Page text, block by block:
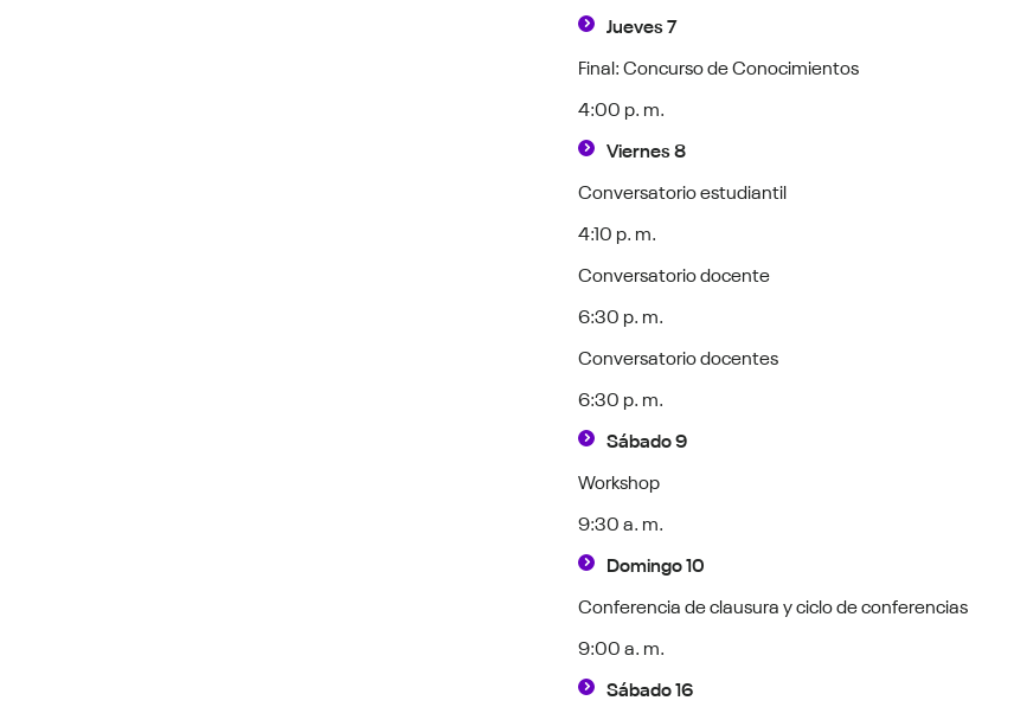
Jueves 7
Final: Concurso de Conocimientos
4:00 p. m.
Viernes 8
Conversatorio estudiantil
4:10 p. m.
Conversatorio docente
6:30 p. m.
Conversatorio docentes
6:30 p. m.
Sábado 9
Workshop
9:30 a. m.
Domingo 10
Conferencia de clausura y ciclo de conferencias
9:00 a. m.
Sábado 16